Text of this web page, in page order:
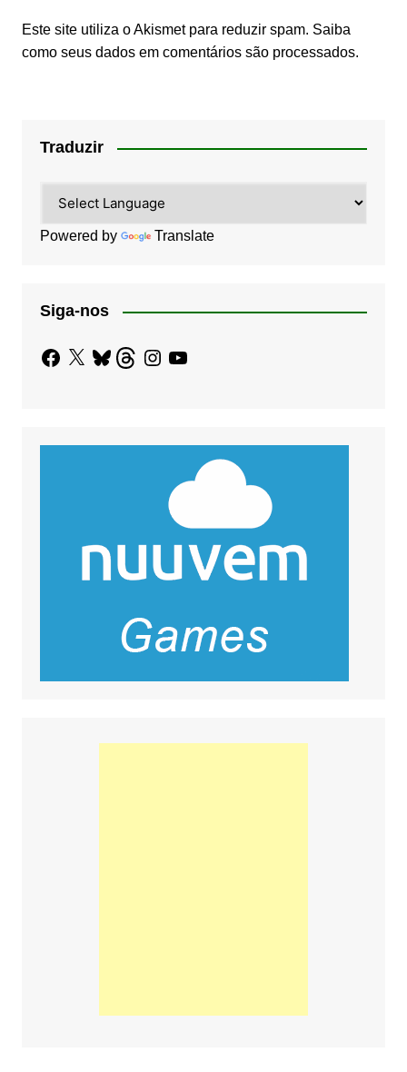
Este site utiliza o Akismet para reduzir spam. Saiba
como seus dados em comentários são processados.
Traduzir
Powered by Translate
Siga-nos
Facebook
X BlueskyThreadsInstagram
YouTube